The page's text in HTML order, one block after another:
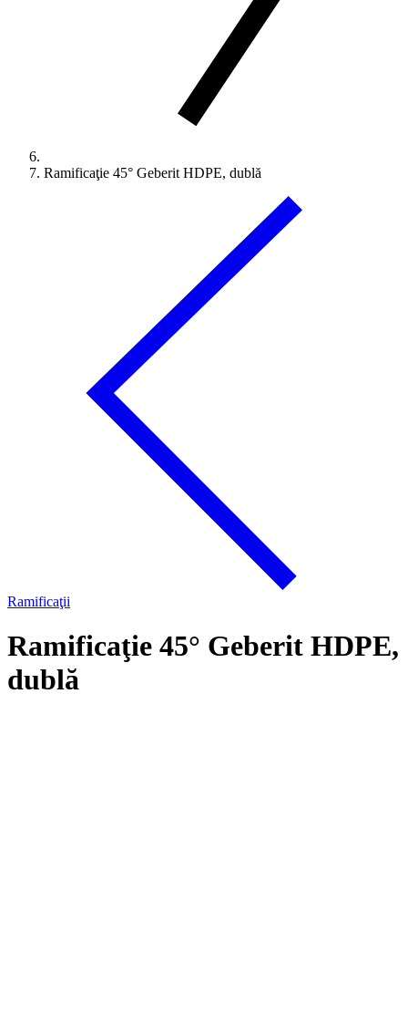
Ramificaţie 45° Geberit HDPE, dublă
Ramificaţii
Ramificaţie 45° Geberit HDPE,
dublă